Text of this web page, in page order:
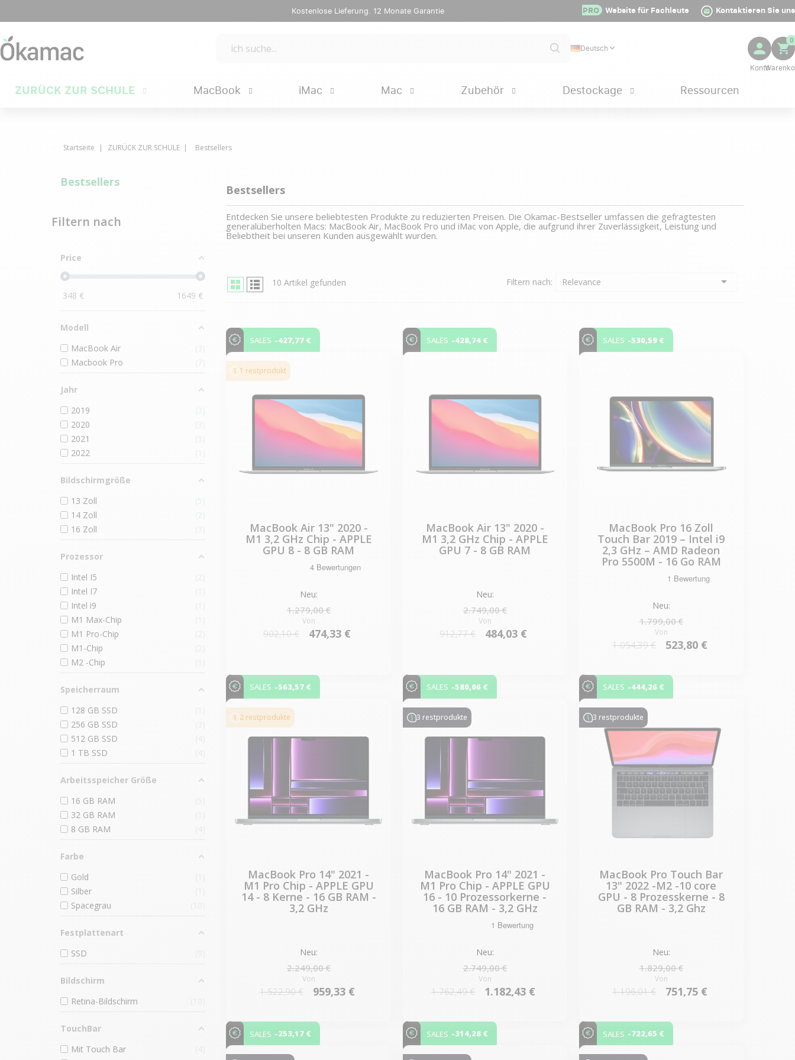
Kostenlose Lieferung. 12 Monate Garantie PRO Website für Fachleute Kontaktieren Sie uns
Deutsch
0
ZURÜCK ZUR SCHULE MacBook iMac Mac Zubehör Destockage Ressourcen
Startseite ZURÜCK ZUR SCHULE Bestsellers
Bestsellers
Filtern nach
Price
348 € 1649 €
Modell
MacBook Air
Macbook Pro
Jahr
2019
2020
2021
2022
Bildschirmgröße
13 Zoll
14 Zoll
16 Zoll
Prozessor
Intel I5
Intel I7
Intel i9
M1 Max-Chip
M1 Pro-Chip
M1-Chip
M2 -Chip
Speicherraum
128 GB SSD
256 GB SSD
512 GB SSD
1 TB SSD
Arbeitsspeicher Größe
16 GB RAM
32 GB RAM
8 GB RAM
Farbe
Gold
Silber
Spacegrau
Festplattenart
SSD
Bildschirm
Retina-Bildschirm
TouchBar
Mit Touch Bar
Bestsellers
Entdecken Sie unsere beliebtesten Produkte zu reduzierten Preisen. Die Okamac-Bestseller umfassen die gefragtesten
generalüberholten Macs: MacBook Air, MacBook Pro und iMac von Apple, die aufgrund ihrer Zuverlässigkeit, Leistung und
Beliebtheit bei unseren Kunden ausgewählt wurden.
10 Artikel gefunden Filtern nach: Relevance 
SALES -427,77 €
1 restprodukt
MacBook Air 13" 2020 -
M1 3,2 GHz Chip - APPLE
GPU 8 - 8 GB RAM
Neu:
1.279,00 €
Von
902,10 € 474,33 €
SALES -428,74 €
MacBook Air 13" 2020 -
M1 3,2 GHz Chip - APPLE
GPU 7 - 8 GB RAM
Neu:
2.749,00 €
Von
912,77 € 484,03 €
SALES -530,59 €
MacBook Pro 16 Zoll
Touch Bar 2019 – Intel i9
2,3 GHz – AMD Radeon
Pro 5500M - 16 Go RAM
Neu:
1.799,00 €
Von
1.054,39 € 523,80 €
SALES -563,57 €
2 restprodukte
MacBook Pro 14" 2021 -
M1 Pro Chip - APPLE GPU
14 - 8 Kerne - 16 GB RAM -
3,2 GHz
Neu:
2.249,00 €
Von
1.522,90 € 959,33 €
SALES -580,06 €
3 restprodukte
MacBook Pro 14" 2021 -
M1 Pro Chip - APPLE GPU
16 - 10 Prozessorkerne -
16 GB RAM - 3,2 GHz
Neu:
2.749,00 €
Von
1.762,49 € 1.182,43 €
SALES -444,26 €
3 restprodukte
MacBook Pro Touch Bar
13" 2022 -M2 -10 core
GPU - 8 Prozesskerne - 8
GB RAM - 3,2 Ghz
Neu:
1.829,00 €
Von
1.196,01 € 751,75 €
SALES -253,17 € SALES -314,28 € SALES -722,65 €